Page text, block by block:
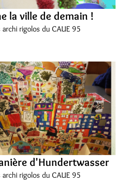
la ville de demain !
rigolos du CAUE 95
d'Hundertwasser
rigolos du CAUE 95